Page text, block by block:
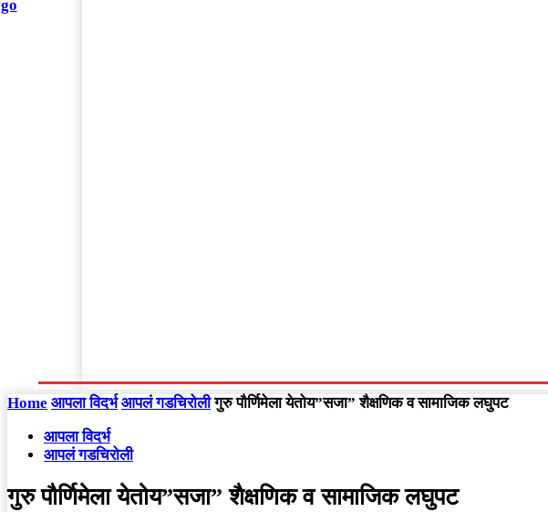
Home आपला विदर्भ आपलं गडचिरोली गुरु पौर्णिमेला येतोय”सजा” शैक्षणिक व सामाजिक लघुपट
आपला विदर्भ
आपलं गडचिरोली
गुरु पौर्णिमेला येतोय”सजा” शैक्षणिक व सामाजिक लघुपट